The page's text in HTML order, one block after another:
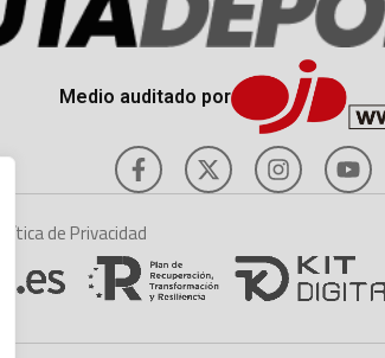
Medio auditado por
Política de Privacidad